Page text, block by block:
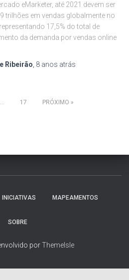
eMarketer, até 2021 devem ser
trilhões em vendas globalmente no
17,5% do total de
da demanda por vendas online
Ribeirão 8 anos atrás
… 17 PRÓXIMO
INICIATIVAS MAPEAMENTOS
SOBRE
porThemeIsle